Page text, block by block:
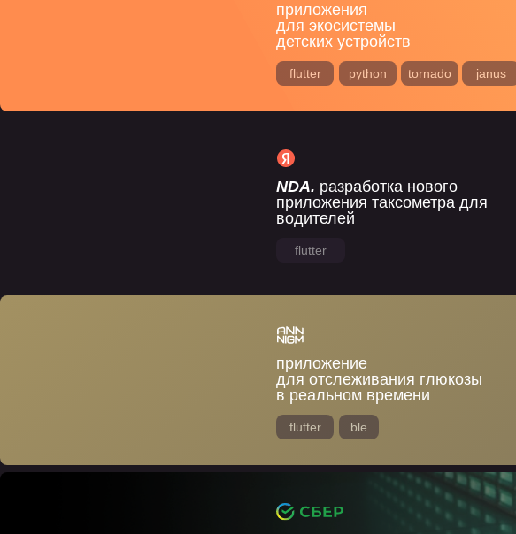
приложения
для экосистемы
детских устройств
flutter python janus
tornado
flutter
NDA. разработка нового
приложения таксометра для
водителей
приложение
для отслеживания глюкозы
в реальном времени
flutter ble